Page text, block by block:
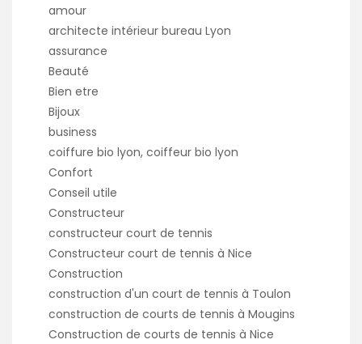
amour
architecte intérieur bureau Lyon
assurance
Beauté
Bien etre
Bijoux
business
coiffure bio lyon, coiffeur bio lyon
Confort
Conseil utile
Constructeur
constructeur court de tennis
Constructeur court de tennis à Nice
Construction
construction d'un court de tennis à Toulon
construction de courts de tennis à Mougins
Construction de courts de tennis à Nice